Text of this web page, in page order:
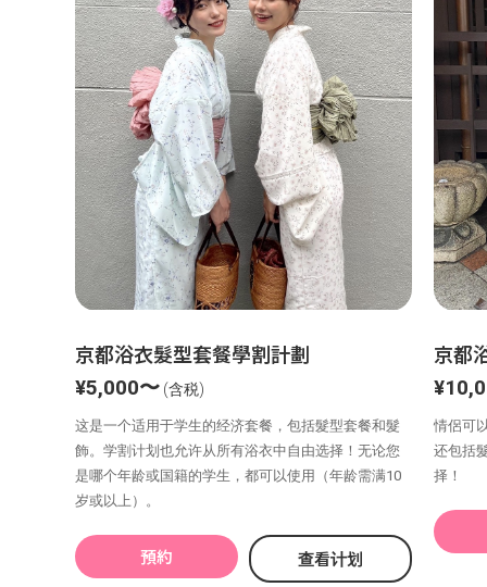
京都浴衣髮型套餐學割計劃
¥5,000〜 (含税)
这是一个适用于学生的经济套餐，包括髮型套餐和髮
飾。学割计划也允许从所有浴衣中自由选择！无论您
是哪个年龄或国籍的学生，都可以使用（年龄需满10
岁或以上）。
預約 查看计划
京都
情侶可
还包括
择！